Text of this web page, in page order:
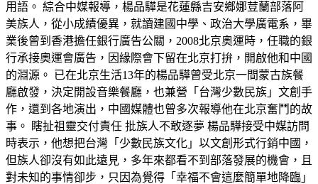
用語。 綜合中媒報導，楊品驊是花蓮縣吉安鄉娜荳蘭部落阿
美族人，從小成績優異，就讀建國中學、政治大學廣電系，畢
業後曾到香港擔任銀行廣告公關，2008北京奧運時，任職的銀
行承接奧運會廣告，因緣際會下留在北京打拚，開啟他和中國
的淵源。 已在北京生活13年的楊品驊曾受北京一間蒙古族餐
廳啟發，決定開設音樂餐廳，也兼營「台灣少數民族」文創手
作，還到各地演出，中國媒體也曾多次報導他在北京奮鬥的故
事。 瞎扯祖靈交付責任 批族人不敢逐夢 楊品驊接受中媒訪問
時表示，他想把台灣「少數民族文化」以文創形式行銷中國，
但族人卻沒有如此遠見，多年來都看不到部落發展的機會，且
對未知的事情卻步，只因為覺得「幸福不會這麼簡單地降臨」